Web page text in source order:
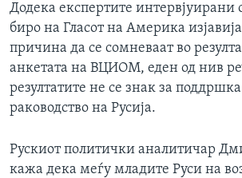
Додека експертите интервјуирани
биро на Гласот на Америка
причина да се сомневаат во
анкетата на ВЦИОМ, еден од нив
резултатите не се знак за
раководство на Русија.
Рускиот политички аналитичар
кажа дека меѓу младите Руси на